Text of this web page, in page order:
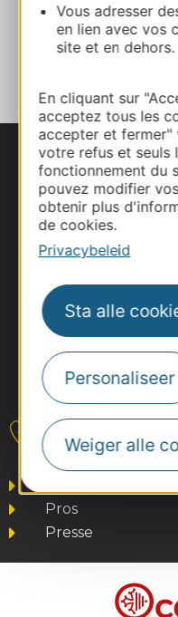
Vous adresser
en lien avec vos
site et en dehors.
En cliquant sur
acceptez tous les
accepter et fermer"
votre refus et seuls
fonctionnement du
pouvez modifier
obtenir plus
de cookies.
Privacybeleid
Sta alle
Personaliseer
Weiger alle
TOEVOEGEN
AAN
Contact
Pros
Presse